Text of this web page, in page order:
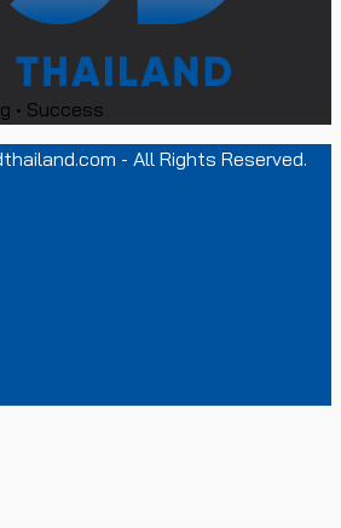
• Success
- All Rights Reserved.